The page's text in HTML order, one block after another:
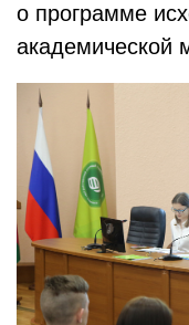
о программе
академической